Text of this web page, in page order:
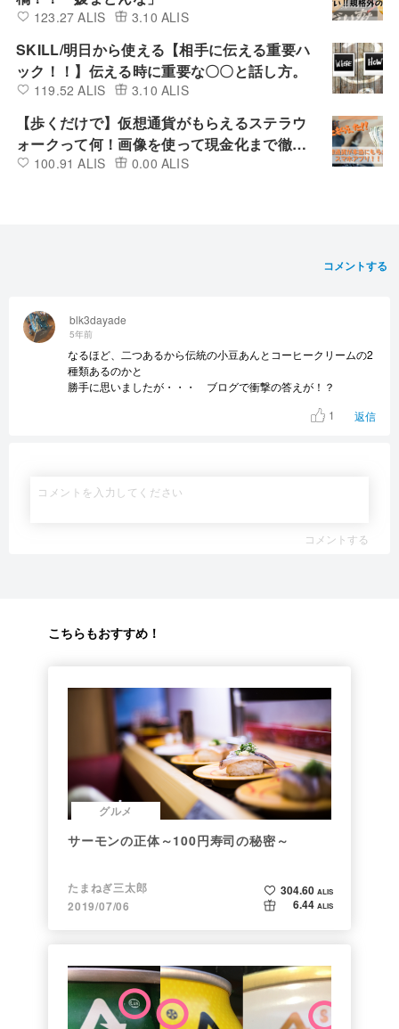
123.27 ALIS 3.10 ALIS
SKILL/明日から使える【相手に伝える重要ハ
ック！！】伝える時に重要な〇〇と話し方。
119.52 ALIS 3.10 ALIS
【歩くだけで】仮想通貨がもらえるステラウ
ォークって何！画像を使って現金化まで徹底
解説！！
100.91 ALIS 0.00 ALIS
コメントする
blk3dayade
5年前
なるほど、二つあるから伝統の小豆あんとコーヒークリームの2
種類あるのかと
勝手に思いましたが・・・ ブログで衝撃の答えが！？
1
返信
コメントする
こちらもおすすめ！
グルメ
サーモンの正体～100円寿司の秘密～
たまねぎ三太郎
2019/07/06
304.60 ALIS
6.44 ALIS